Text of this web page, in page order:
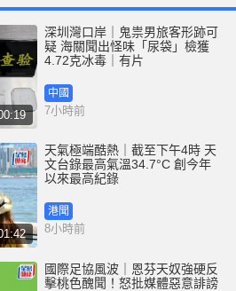
深圳灣口岸｜鬼祟男旅客形跡可
疑 海關聞出怪味「尿袋」檢獲
4.72克冰毒｜有片
中國
7小時前
天氣極端酷熱｜截至下午4時 天
文台錄最高氣溫34.7°C 創今年
以來最高紀錄
港聞
8小時前
國際足協風波｜恩芬天奴強硬反
擊桃色醜聞！怒批媒體惡意誹謗